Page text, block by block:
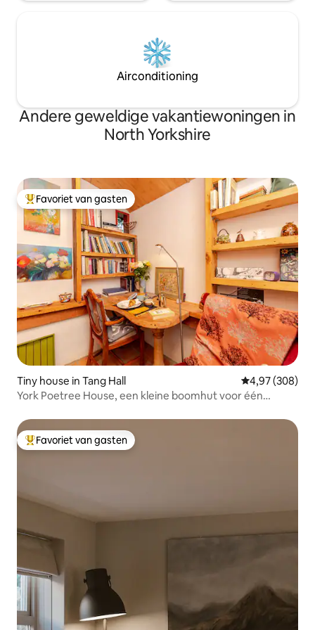
Airconditioning
Andere geweldige vakantiewoningen in
North Yorkshire
Topfavoriet van gasten
Favoriet van gasten
Tiny house in Tang Hall Gemiddelde
4,97 (308)
York Poetree House, een kleine boomhut voor één
Topfavoriet van gasten
Favoriet van gasten